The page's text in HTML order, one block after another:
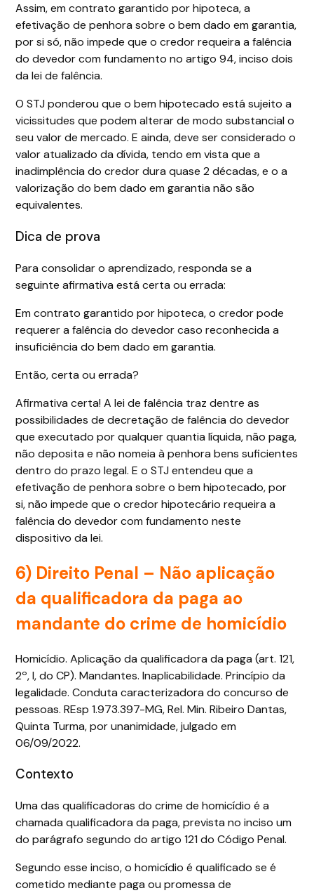
Assim, em contrato garantido por hipoteca, a
efetivação de penhora sobre o bem dado em garantia,
por si só, não impede que o credor requeira a falência
do devedor com fundamento no artigo 94, inciso dois
da lei de falência.
O STJ ponderou que o bem hipotecado está sujeito a
vicissitudes que podem alterar de modo substancial o
seu valor de mercado. E ainda, deve ser considerado o
valor atualizado da dívida, tendo em vista que a
inadimplência do credor dura quase 2 décadas, e o a
valorização do bem dado em garantia não são
equivalentes.
Dica de prova
Para consolidar o aprendizado, responda se a
seguinte afirmativa está certa ou errada:
Em contrato garantido por hipoteca, o credor pode
requerer a falência do devedor caso reconhecida a
insuficiência do bem dado em garantia.
Então, certa ou errada?
Afirmativa certa! A lei de falência traz dentre as
possibilidades de decretação de falência do devedor
que executado por qualquer quantia líquida, não paga,
não deposita e não nomeia à penhora bens suficientes
dentro do prazo legal. E o STJ entendeu que a
efetivação de penhora sobre o bem hipotecado, por
si, não impede que o credor hipotecário requeira a
falência do devedor com fundamento neste
dispositivo da lei.
6) Direito Penal – Não aplicação
da qualificadora da paga ao
mandante do crime de homicídio
Homicídio. Aplicação da qualificadora da paga (art. 121,
2º, I, do CP). Mandantes. Inaplicabilidade. Princípio da
legalidade. Conduta caracterizadora do concurso de
pessoas. REsp 1.973.397-MG, Rel. Min. Ribeiro Dantas,
Quinta Turma, por unanimidade, julgado em
06/09/2022.
Contexto
Uma das qualificadoras do crime de homicídio é a
chamada qualificadora da paga, prevista no inciso um
do parágrafo segundo do artigo 121 do Código Penal.
Segundo esse inciso, o homicídio é qualificado se é
cometido mediante paga ou promessa de